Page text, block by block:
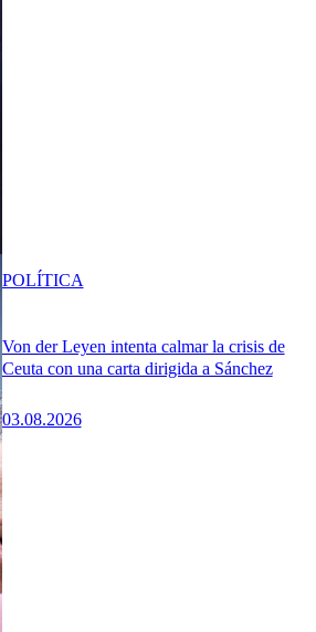
Von der Leyen intenta calmar la crisis de
Ceuta con una carta dirigida a Sánchez
03.08.2026
POLÍTICA